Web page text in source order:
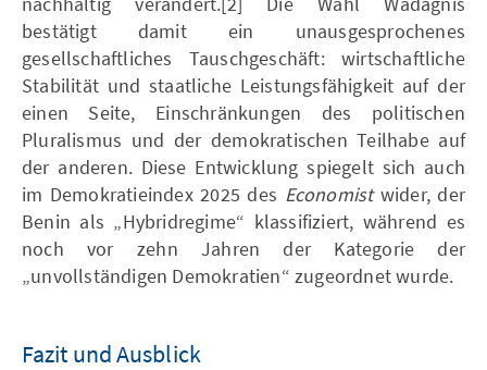
bestätigt damit ein unausgesprochenes
gesellschaftliches Tauschgeschäft: wirtschaftliche
Stabilität und staatliche Leistungsfähigkeit auf der
einen Seite, Einschränkungen des politischen
Pluralismus und der demokratischen Teilhabe auf
der anderen. Diese Entwicklung spiegelt sich auch
im Demokratieindex 2025 des Economistwider, der
Benin als „Hybridregime“ klassifiziert, während es
noch vor zehn Jahren der Kategorie der
„unvollständigen Demokratien“ zugeordnet wurde.
Fazit und Ausblick